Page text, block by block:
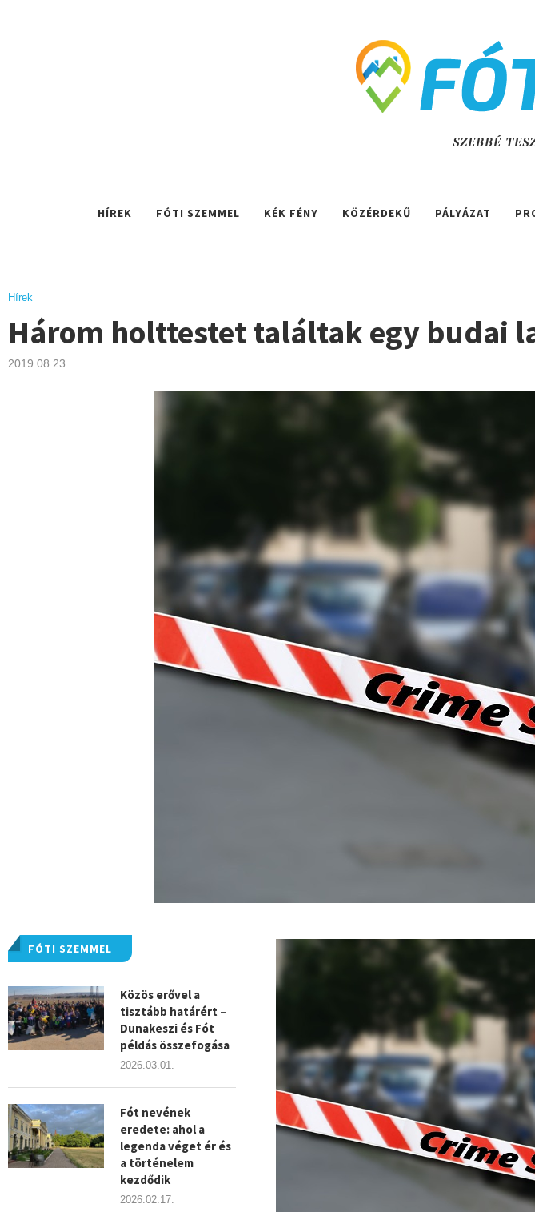
SZEBBÉ
HÍREK FÓTI SZEMMEL KÉK FÉNY KÖZÉRDEKŰ PÁLYÁZAT
Hírek
Három holttestet találtak egy budai
2019.08.23.
FÓTI SZEMMEL
Közös erővel a
tisztább határért –
Dunakeszi és Fót
példás összefogása
2026.03.01.
Fót nevének
eredete: ahol a
legenda véget ér és
a történelem
kezdődik
2026.02.17.